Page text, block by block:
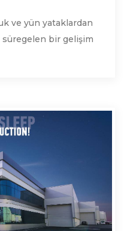
ve yün yataklardan
süregelen bir gelişim